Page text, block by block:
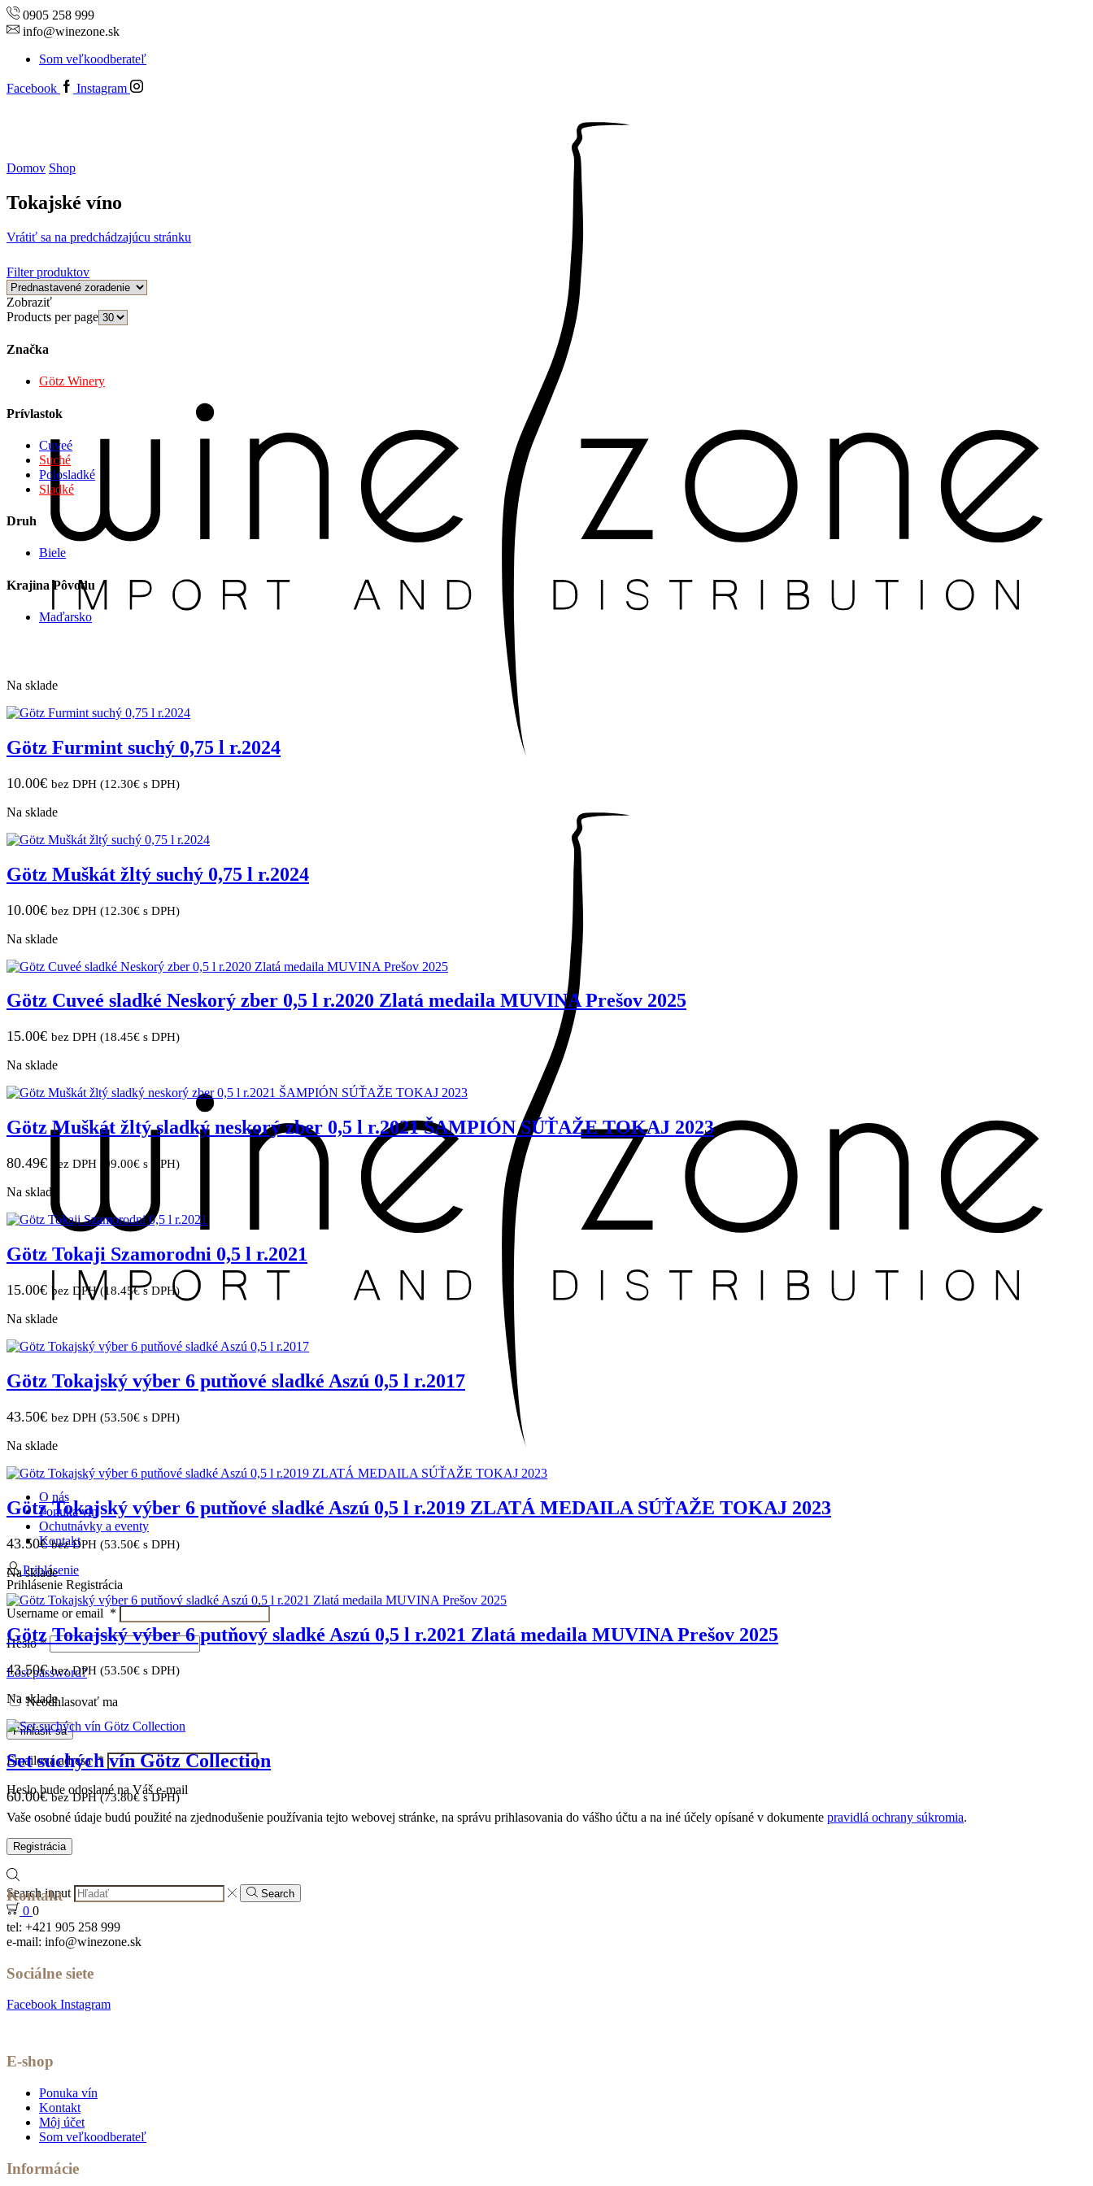
0905 258 999
info@winezone.sk
Som veľkoodberateľ
Facebook Instagram
O nás
Ponuka vín
Ochutnávky a eventy
Kontakt
Prihlásenie
Prihlásenie Registrácia
Username or email *
Heslo*
Lost password?
Neodhlasovať ma
Prihlásiť sa
Emailová adresa *
Heslo bude odoslané na Váš e-mail
Vaše osobné údaje budú použité na zjednodušenie používania tejto webovej stránke, na správu prihlasovania do vášho účtu a na iné účely opísané v dokumente pravidlá ochrany súkromia.
Registrácia
Search input Search
0 0
Domov Shop
Tokajské víno
Vrátiť sa na predchádzajúcu stránku
Filter produktov
Zobraziť
Products per page
Značka
Götz Winery
Prívlastok
Cuveé
Suché
Polosladké
Sladké
Druh
Biele
Krajina Pôvodu
Maďarsko
Na sklade
Götz Furmint suchý 0,75 l r.2024
10.00€ bez DPH (12.30€ s DPH)
Na sklade
Götz Muškát žltý suchý 0,75 l r.2024
10.00€ bez DPH (12.30€ s DPH)
Na sklade
Götz Cuveé sladké Neskorý zber 0,5 l r.2020 Zlatá medaila MUVINA Prešov 2025
15.00€ bez DPH (18.45€ s DPH)
Na sklade
Götz Muškát žltý sladký neskorý zber 0,5 l r.2021 ŠAMPIÓN SÚŤAŽE TOKAJ 2023
80.49€ bez DPH ( 99.00€ s DPH)
Na sklade
Götz Tokaji Szamorodni 0,5 l r.2021
15.00€ bez DPH (18.45€s DPH)
Na sklade
Götz Tokajský výber 6 putňové sladké Aszú 0,5 l r.2017
43.50€ bez DPH (53.50€ s DPH)
Na sklade
Götz Tokajský výber 6 putňové sladké Aszú 0,5 l r.2019 ZLATÁ MEDAILA SÚŤAŽE TOKAJ 2023
43.50€ bez DPH (53.50€ s DPH)
Na sklade
Götz Tokajský výber 6 putňový sladké Aszú 0,5 l r.2021 Zlatá medaila MUVINA Prešov 2025
43.50€ bez DPH (53.50€ s DPH)
Na sklade
Set suchých vín Götz Collection
60.00€ bez DPH (73.80€s DPH)
Kontakt
tel: +421 905 258 999
e-mail: info@winezone.sk
Sociálne siete
Facebook Instagram
E-shop
Ponuka vín
Kontakt
Môj účet
Som veľkoodberateľ
Informácie